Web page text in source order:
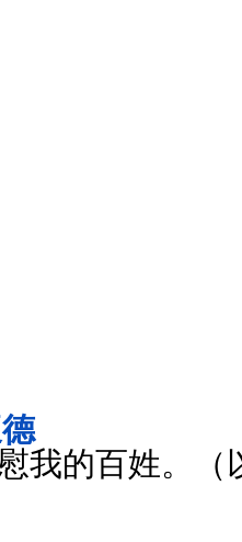
我的百姓。